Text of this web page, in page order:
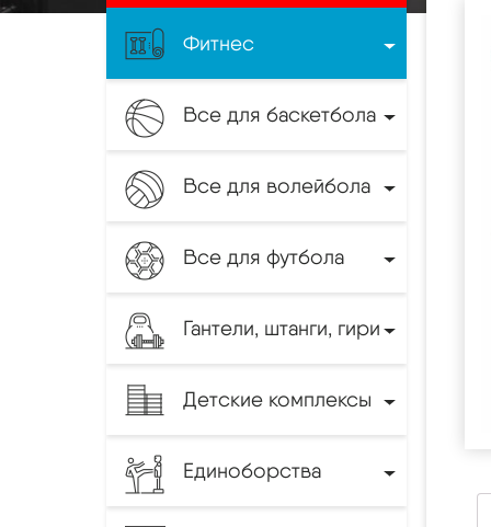
Фитнес
Все для баскетбола
Все для волейбола
Все для футбола
Гантели, штанги, гири
Детские комплексы
Единоборства